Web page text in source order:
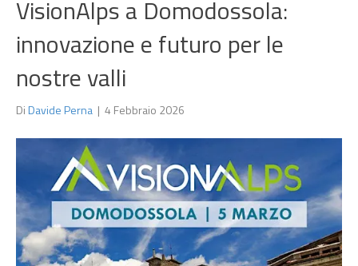
VisionAlps a Domodossola:
innovazione e futuro per le
nostre valli
DiDavide Perna | 4 Febbraio 2026